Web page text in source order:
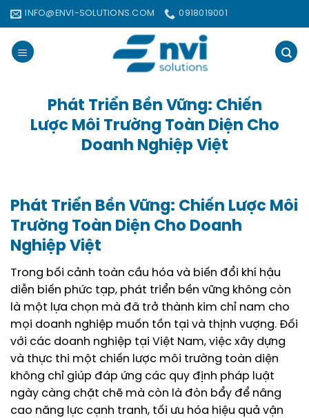
Bỏ
qua
nội
dung
INFO@ENVI-SOLUTIONS.COM 0918019001
Phát Triển Bền Vững: Chiến
Lược Môi Trường Toàn Diện Cho
Doanh Nghiệp Việt
Phát Triển Bền Vững: Chiến Lược Môi
Trường Toàn Diện Cho Doanh
Nghiệp Việt
Trong bối cảnh toàn cầu hóa và biến đổi khí hậu
diễn biến phức tạp, phát triển bền vững không còn
là một lựa chọn mà đã trở thành kim chỉ nam cho
mọi doanh nghiệp muốn tồn tại và thịnh vượng. Đối
với các doanh nghiệp tại Việt Nam, việc xây dựng
và thực thi một chiến lược môi trường toàn diện
không chỉ giúp đáp ứng các quy định pháp luật
ngày càng chặt chẽ mà còn là đòn bẩy để nâng
cao năng lực cạnh tranh, tối ưu hóa hiệu quả vận